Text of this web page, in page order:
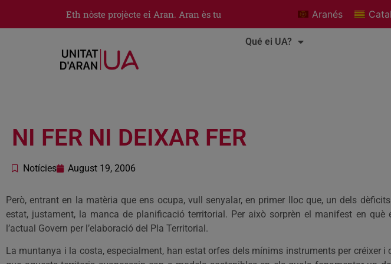
Eth nòste projècte ei Aran. Aran ès tu Aranés
Qué ei UA?
NI FER NI DEIXAR FER
Notícies August 19, 2006
Però, entrant en la matèria que ens ocupa, vull senyalar, en primer lloc que, un dels
estat, justament, la manca de planificació territorial. Per això sorprèn el manifest en
l’actual Govern per l’elaboració del Pla Territorial.
La muntanya i la costa, especialment, han estat orfes dels mínims instruments per créixer i